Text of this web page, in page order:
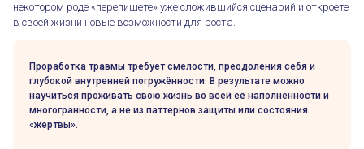
некотором роде «перепишете» уже сложившийся сценарий и откроете
в своей жизни новые возможности для роста.
Проработка травмы требует смелости, преодоления себя и
глубокой внутренней погружённости. В результате можно
научиться проживать свою жизнь во всей её наполненности и
многогранности, а не из паттернов защиты или состояния
«жертвы».